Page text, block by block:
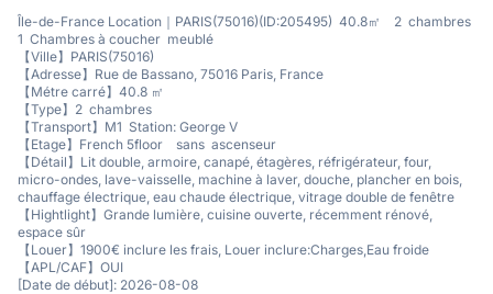
Île-de-France Location｜PARIS(75016)(ID:205495) 40.8㎡ 2 chambres
1 Chambres à coucher meublé
【Ville】PARIS(75016)
【Adresse】Rue de Bassano, 75016 Paris, France
【Métre carré】40.8 ㎡
【Type】2 chambres
【Transport】M1 Station: George V
【Etage】French 5floor sans ascenseur
【Détail】Lit double, armoire, canapé, étagères, réfrigérateur, four,
micro-ondes, lave-vaisselle, machine à laver, douche, plancher en bois,
chauffage électrique, eau chaude électrique, vitrage double de fenêtre
【Hightlight】Grande lumière, cuisine ouverte, récemment rénové,
espace sûr
【Louer】1900€ inclure les frais, Louer inclure:Charges,Eau froide
【APL/CAF】OUI
[Date de début]: 2026-08-08